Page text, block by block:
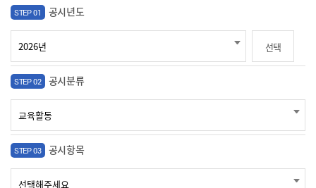
STEP 01 공시년도
선택
STEP 02 공시분류
STEP 03 공시항목